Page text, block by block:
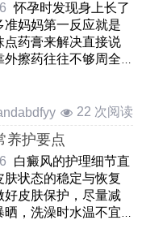
怀孕时发现身上长了
准妈妈第一反应就是
点药膏来解决直接说
外擦药往往不够周全
22 次阅读
养护要点
白癜风的护理细节直
肤状态的稳定与恢复
好皮肤保护，尽量减
晒，洗澡时水温不宜